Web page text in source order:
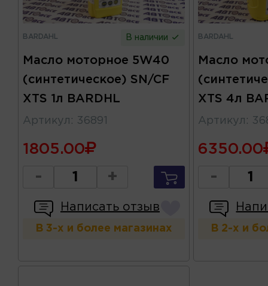
BARDAHL В наличии
Масло моторное 5W40
(синтетическое) SN/CF
XTS 1л BARDHL
Артикул : 36891
1805.00
- +
Написать отзыв
В 3-х и более магазинах
BARDAHL
Масло
XTS 4л
Артикул :
6350.00
-
В 2-х и